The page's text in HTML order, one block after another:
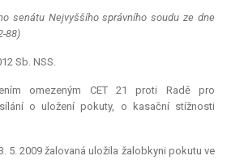
senátu Nejvyššího správního soudu ze dne
88)
Sb. NSS.
omezeným CET 21 proti Radě pro
o uložení pokuty, o kasační stížnosti
5. 2009 žalovaná uložila žalobkyni pokutu ve